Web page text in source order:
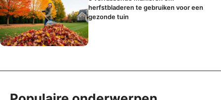
herfstbladeren te gebruiken voor een
gezonde tuin